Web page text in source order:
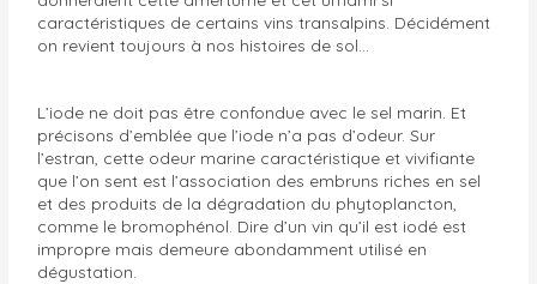
caractéristiques de certains vins transalpins. Décidément
on revient toujours à nos histoires de sol…
L’iode ne doit pas être confondue avec le sel marin. Et
précisons d’emblée que l’iode n’a pas d’odeur. Sur
l’estran, cette odeur marine caractéristique et vivifiante
que l’on sent est l’association des embruns riches en sel
et des produits de la dégradation du phytoplancton,
comme le bromophénol. Dire d’un vin qu’il est iodé est
impropre mais demeure abondamment utilisé en
dégustation.